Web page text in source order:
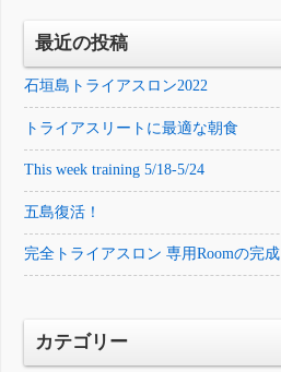
最近の投稿
石垣島トライアスロン2022
トライアスリートに最適な朝食
This week training 5/18-5/24
五島復活！
完全トライアスロン 専用Roomの完成
カテゴリー